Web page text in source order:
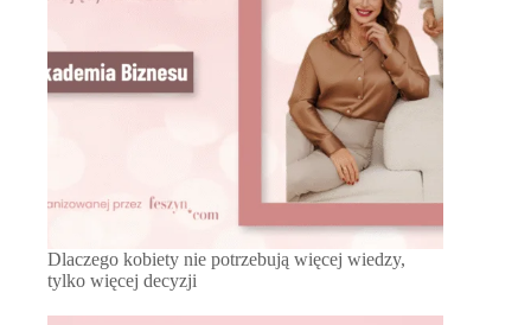
Dlaczego kobiety nie potrzebują więcej wiedzy,
tylko więcej decyzji